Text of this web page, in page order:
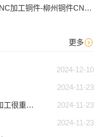
CNC加工铜件-柳州铜件CNC批量加工
更多
2024-12-10
2024-11-23
2024-11-23
为什么切削液对于有效的 CNC 加工很重要？
2024-11-23